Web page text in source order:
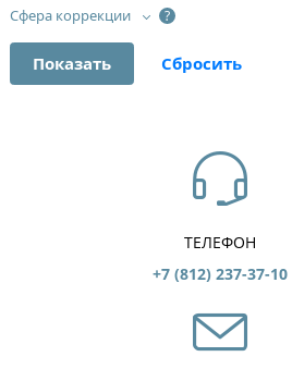
Сфера коррекции ?
ТЕЛЕФОН
+7 (812) 237-37-10